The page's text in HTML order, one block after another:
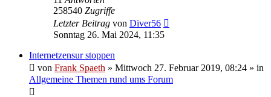
258540 Zugriffe
Letzter Beitrag von Diver56
Sonntag 26. Mai 2024, 11:35
Internetzensur stoppen
von Frank Spaeth » Mittwoch 27. Februar 2019, 08:24 » in
Allgemeine Themen rund ums Forum